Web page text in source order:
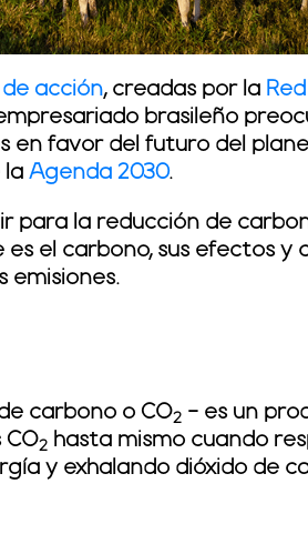
acción, creadas por la
brasileño
en favor del futuro del
la Agenda 2030.
para la reducción de
el carbono, sus efectos y
emisiones.
carbono o CO2 - es un
CO2 hasta mismo cuando
y exhalando dióxido de